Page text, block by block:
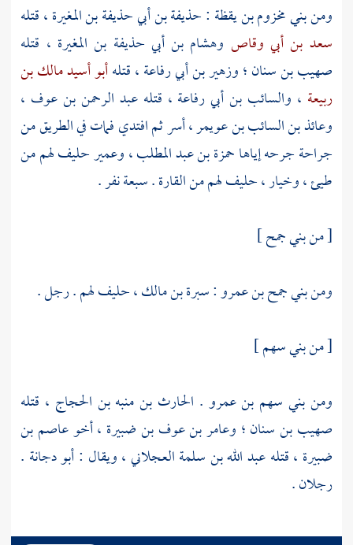
ومنبني مخزوم بن يقظة :حذيفة بن أبي حذيفة بن المغيرة، قتله
سعد بن أبي وقاص وهشام بن أبي حذيفة بن المغيرة ، قتله
صهيب بن سنان؛وزهير بن أبي رفاعة، قتلهأبو أسيد مالك بن
ربيعة ، والسائب بن أبي رفاعة ، قتلهعبد الرحمن بن عوف ،
وعائذ بن السائب بن عويمر، أسر ثم افتدي فمات في الطريق من
جراحة جرحه إياهاحمزة بن عبد المطلب،وعميرحليف لهم من
طيئ،وخيار، حليف لهم منالقارة. سبعة نفر .
[ من بني جمح ]
ومنبني جمح بن عمرو:سبرة بن مالك، حليف لهم . رجل .
[ منبني سهم]
ومن بني سهم بن عمرو . الحارث بن منبه بن الحجاج ، قتله
صهيب بن سنان؛ وعامر بن عوف بن ضبيرة ، أخوعاصم بن
ضبيرة ، قتلهعبد الله بن سلمة العجلاني، ويقال :أبو دجانة .
رجلان .